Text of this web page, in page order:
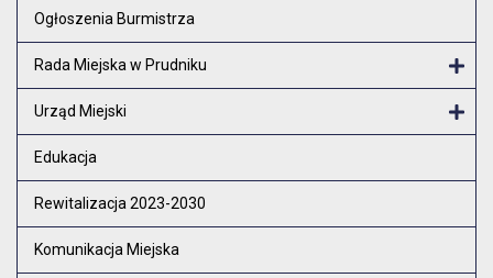
Ogłoszenia Burmistrza
Rada Miejska w Prudniku
Urząd Miejski
Edukacja
Rewitalizacja 2023-2030
Komunikacja Miejska